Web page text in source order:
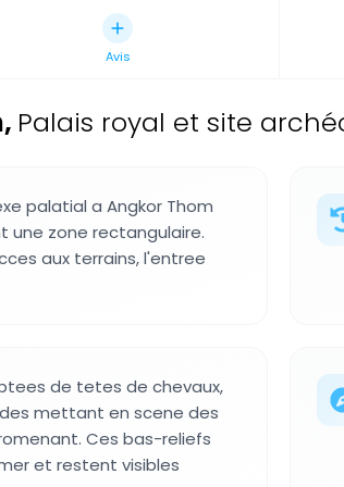
Avis
, Palais royal et site
palatial a Angkor Thom
une zone rectangulaire.
aux terrains, l'entree
de tetes de chevaux,
mettant en scene des
Ces bas-reliefs
et restent visibles